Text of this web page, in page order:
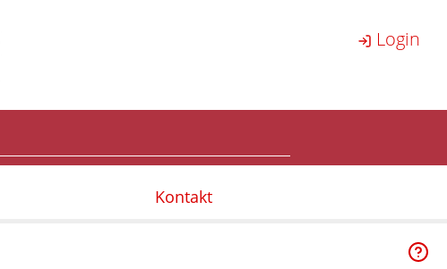
Login
Kontakt